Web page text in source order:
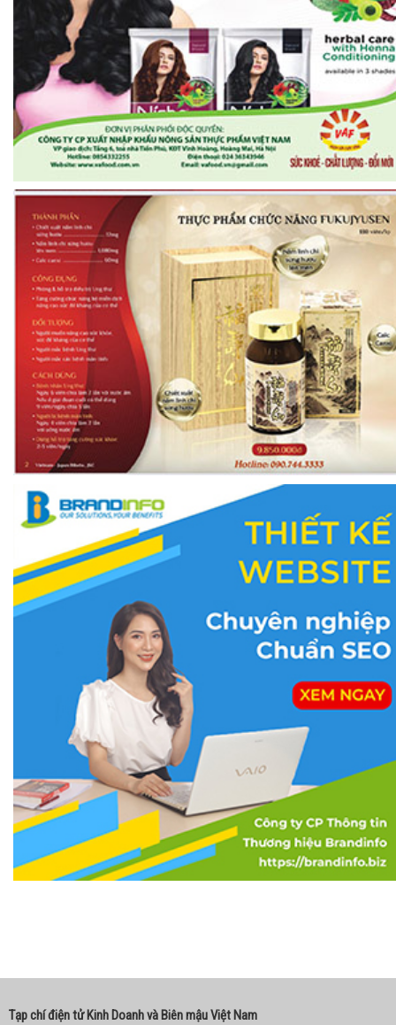
Tạp chí điện tử Kinh Doanh và Biên mậu Việt Nam